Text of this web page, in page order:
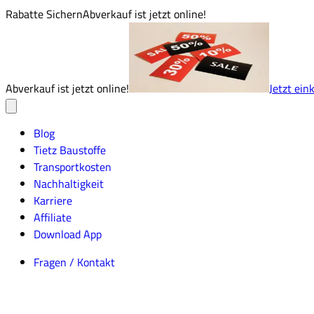
Rabatte SichernAbverkauf ist jetzt online!
Abverkauf ist jetzt online! Jetzt
Blog
Tietz Baustoffe
Transportkosten
Nachhaltigkeit
Karriere
Affiliate
Download App
Fragen / Kontakt